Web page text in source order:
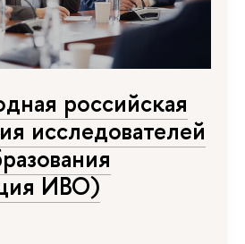
российская
исследователей
ИВО)